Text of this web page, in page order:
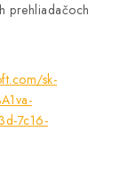
prehliadačoch
sk-
7c16-